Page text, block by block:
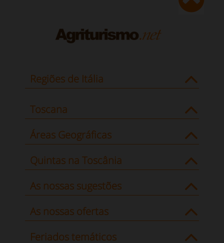
Regiões de Itália
Toscana
Áreas Geográficas
Quintas na Toscânia
As nossas sugestões
As nossas ofertas
Feriados temáticos